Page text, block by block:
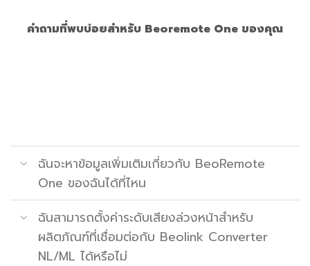
คำถามที่พบบ่อยสำหรับ Beoremote One ของคุณ
ฉันจะหาข้อมูลเพิ่มเติมเกี่ยวกับ BeoRemote
One ของฉันได้ที่ไหน
ฉันสามารถตั้งค่าระดับเสียงล่วงหน้าสำหรับ
ผลิตภัณฑ์ที่เชื่อมต่อกับ Beolink Converter
NL/ML ได้หรือไม่